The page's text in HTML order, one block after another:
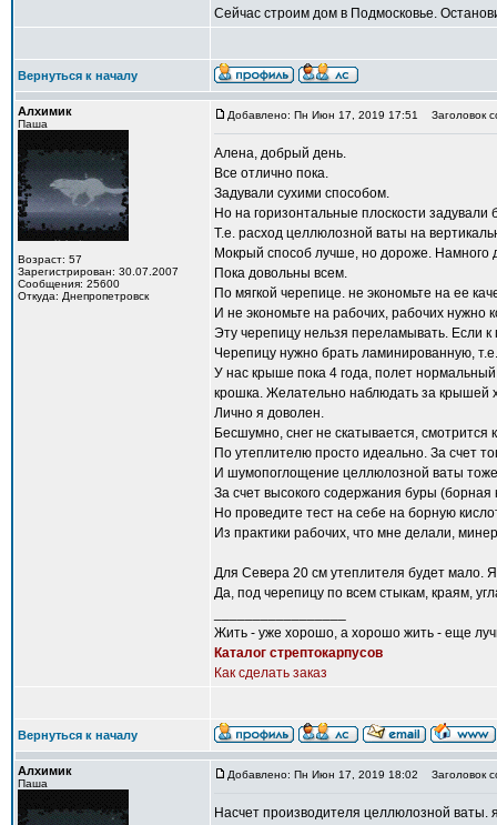
Сейчас строим дом в Подмосковье.
Вернуться к началу
Алхимик
Паша
Возраст: 57
Зарегистрирован: 30.07.2007
Сообщения: 25600
Откуда: Днепропетровск
Добавлено: Пн Июн 17, 2019 17:51 Заголовок
Алена, добрый день.
Все отлично пока.
Задували сухими способом.
Но на горизонтальные плоскости
Т.е. расход целлюлозной ваты на
Мокрый способ лучше, но дороже. Намного
Пока довольны всем.
По мягкой черепице. не экономьте на ее
И не экономьте на рабочих, рабочих нужно
Эту черепицу нельзя переламывать. Если к
Черепицу нужно брать ламинированную,
У нас крыше пока 4 года, полет
крошка. Желательно наблюдать за крышей
Лично я доволен.
Бесшумно, снег не скатывается, смотрится
По утеплителю просто идеально. За счет
И шумопоглощение целлюлозной ваты
За счет высокого содержания буры
Но проведите тест на себе на борную
Из практики рабочих, что мне делали,
Для Севера 20 см утеплителя будет мало.
Да, под черепицу по всем стыкам, краям,
Жить - уже хорошо, а хорошо жить - еще
Каталог стрептокарпусов
Как сделать заказ
Вернуться к началу
Алхимик
Паша
Добавлено: Пн Июн 17, 2019 18:02 Заголовок
Насчет производителя целлюлозной ваты.